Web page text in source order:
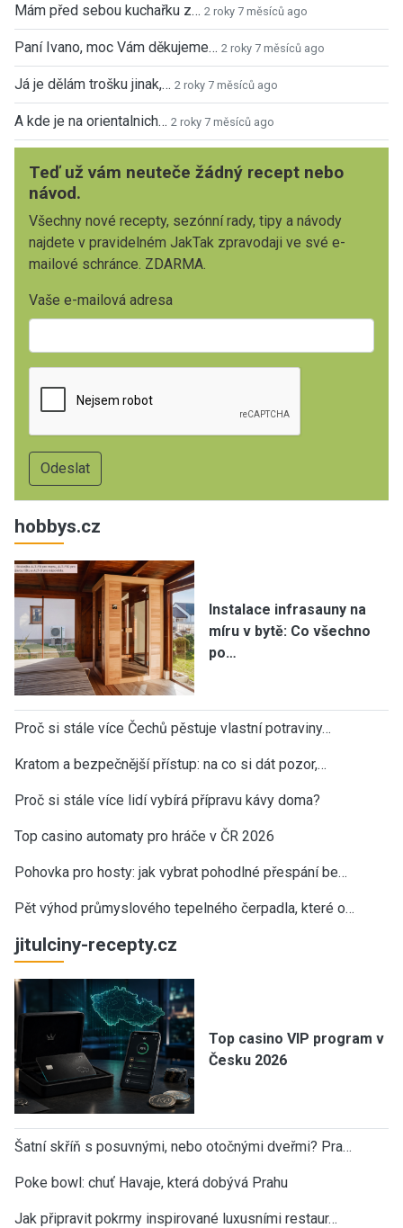
Mám před sebou kuchařku z… 2 roky 7 měsíců ago
Paní Ivano, moc Vám děkujeme… 2 roky 7 měsíců ago
Já je dělám trošku jinak,… 2 roky 7 měsíců ago
A kde je na orientalnich… 2 roky 7 měsíců ago
Teď už vám neuteče žádný recept nebo
návod.
Všechny nové recepty, sezónní rady, tipy a návody
najdete v pravidelném JakTak zpravodaji ve své e-
mailové schránce. ZDARMA.
Vaše e-mailová adresa
hobbys.cz
Instalace infrasauny na
míru v bytě: Co všechno
po…
Proč si stále více Čechů pěstuje vlastní potraviny…
Kratom a bezpečnější přístup: na co si dát pozor,…
Proč si stále více lidí vybírá přípravu kávy doma?
Top casino automaty pro hráče v ČR 2026
Pohovka pro hosty: jak vybrat pohodlné přespání be…
Pět výhod průmyslového tepelného čerpadla, které o…
jitulciny-recepty.cz
Top casino VIP program v
Česku 2026
Šatní skříň s posuvnými, nebo otočnými dveřmi? Pra…
Poke bowl: chuť Havaje, která dobývá Prahu
Jak připravit pokrmy inspirované luxusními restaur…